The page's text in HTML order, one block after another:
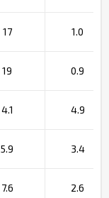
17 1.0
19 0.9
4.1 4.9
5.9 3.4
7.6 2.6